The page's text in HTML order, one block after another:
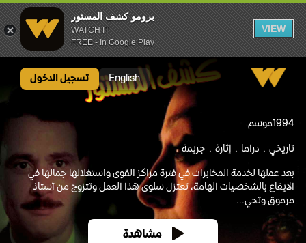
برومو كشف المستور
WATCH IT
FREE - In Google Play
VIEW
English تسجيل الدخول
1994موسم
تاريخي دراما إثارة جريمة
بعد عملها لخدمة المخابرات في فترة مراكز القوى واستغلالها جمالها في
الايقاع بالشخصيات الهامة، تعتزل سلوى هذا العمل وتتزوج من أستاذ
مرموق وتحي...
مشاهدة